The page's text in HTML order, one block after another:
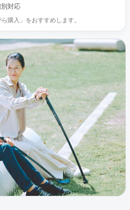
対応
購入」をおすすめします。